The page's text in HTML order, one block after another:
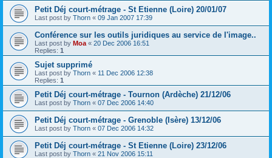
Petit Déj court-métrage - St Etienne (Loire) 20/01/07
Last post by Thorn « 09 Jan 2007 17:39
Conférence sur les outils juridiques au service de l'image..
Last post by Moa « 20 Dec 2006 16:51
Replies: 1
Sujet supprimé
Last post by Thorn « 11 Dec 2006 12:38
Replies: 1
Petit Déj court-métrage - Tournon (Ardèche) 21/12/06
Last post by Thorn « 07 Dec 2006 14:40
Petit Déj court-métrage - Grenoble (Isère) 13/12/06
Last post by Thorn « 07 Dec 2006 14:32
Petit Déj court-métrage - St Etienne (Loire) 23/12/06
Last post by Thorn « 21 Nov 2006 15:11